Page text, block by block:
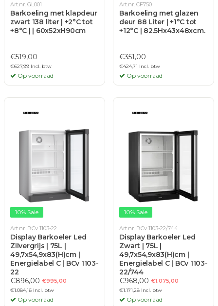
Art.nr. GL001
Barkoeling met klapdeur
zwart 138 liter | +2°C tot
+8°C | | 60x52xH90cm
€519,00
€627,99 Incl. btw
Op voorraad
Art.nr. CF750
Barkoeling met glazen
deur 88 Liter | +1°C tot
+12°C | 82.5Hx43x48xcm.
€351,00
€424,71 Incl. btw
Op voorraad
10% Sale
Art.nr. BCv 1103-22
Display Barkoeler Led
Zilvergrijs | 75L |
49,7x54,9x83(H)cm |
Energielabel C | BCv 1103-
22
€896,00 €995,00
€1.084,16 Incl. btw
Op voorraad
10% Sale
Art.nr. BCv 1103-22/744
Display Barkoeler Led
Zwart | 75L |
49,7x54,9x83(H)cm |
Energielabel C | BCv 1103-
22/744
€968,00 €1.075,00
€1.171,28 Incl. btw
Op voorraad